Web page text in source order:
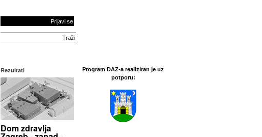
Prijavi se
Rezultati
Dom zdravlja
Program DAZ-a realiziran je uz
potporu: